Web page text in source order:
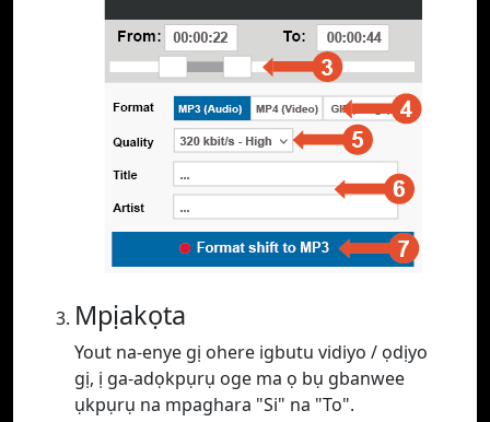
Mpịakọta
Yout na-enye gị ohere igbutu vidiyo / ọdịyo
gị, ị ga-adọkpụrụ oge ma ọ bụ gbanwee
ụkpụrụ na mpaghara "Si" na "To".